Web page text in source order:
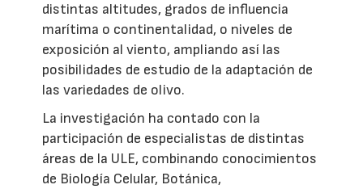
distintas altitudes, grados de influencia
marítima o continentalidad, o niveles de
exposición al viento, ampliando así las
posibilidades de estudio de la adaptación de
las variedades de olivo.
La investigación ha contado con la
participación de especialistas de distintas
áreas de la ULE, combinando conocimientos
de Biología Celular, Botánica,